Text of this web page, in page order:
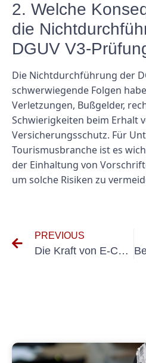
2. Welche
die
DGUV V3-
Die Nichtdurchführung der
schwerwiegende Folgen
Verletzungen, Bußgelder,
Schwierigkeiten beim Erhalt
Versicherungsschutz. Für
Tourismusbranche ist es
der Einhaltung von
um solche Risiken zu
PREVIOUS
Die Kraft von E-Check Motion Design: So verbessern Sie Ihre Online-Präsenz